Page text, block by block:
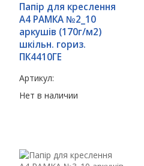
Папір для креслення
А4 РАМКА №2_10
аркушів (170г/м2)
шкільн. гориз.
ПК4410ГЕ
Артикул:
Нет в наличии